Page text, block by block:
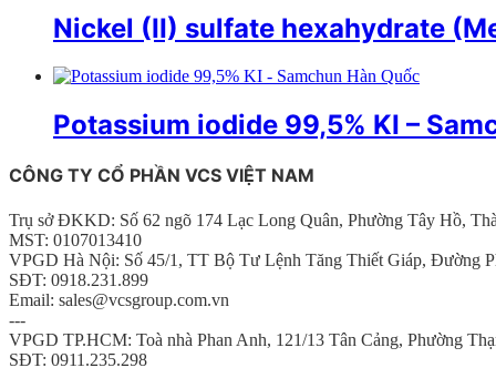
Nickel (II) sulfate hexahydrate
Potassium iodide 99,5% KI –
CÔNG TY CỔ PHẦN VCS VIỆT NAM
Trụ sở ĐKKD: Số 62 ngõ 174 Lạc Long Quân, Phường Tây Hồ,
MST: 0107013410
VPGD Hà Nội: Số 45/1, TT Bộ Tư Lệnh Tăng Thiết Giáp, Đường
SĐT: 0918.231.899
Email: sales@vcsgroup.com.vn
---
VPGD TP.HCM: Toà nhà Phan Anh, 121/13 Tân Cảng, Phường
SĐT: 0911.235.298